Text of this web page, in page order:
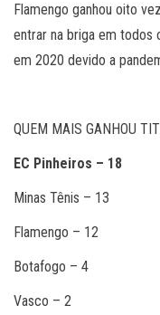
Flamengo ganhou oito
entrar na briga em todos
em 2020 devido a
QUEM MAIS GANHOU
EC Pinheiros – 18
Minas Tênis – 13
Flamengo – 12
Botafogo – 4
Vasco – 2